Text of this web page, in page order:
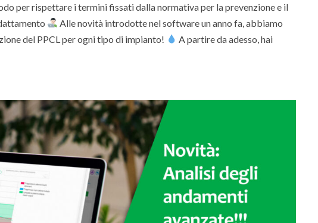
per rispettare i termini fissati dalla normativa per la prevenzione e il
Alle novità introdotte nel software un anno fa, abbiamo
del PPCL per ogni tipo di impianto!
A partire da adesso, hai